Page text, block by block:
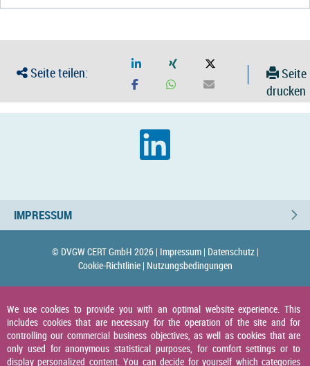
Seite teilen:
Seite
drucken
IMPRESSUM
© DVGW CERT GmbH 2026 | Impressum | Datenschutz |
Cookie-Richtlinie | Nutzungsbedingungen
We use cookies to provide you with an optimal website experience. This
includes cookies that are necessary for the operation of the site and for
controlling our commercial business objectives, as well as cookies that are
only used for anonymous statistical purposes, for comfort settings or to
display personalized content. You can decide for yourself which categories